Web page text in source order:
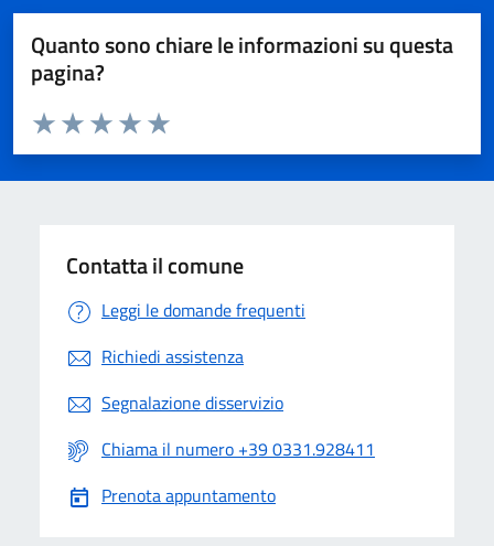
Quanto sono chiare le informazioni su questa
pagina?
Valuta da 1 a 5 stelle la pagina
Valuta 5 stelle su 5
Valuta 4 stelle su 5
Valuta 3 stelle su 5
Valuta 2 stelle su 5
Valuta 1 stelle su 5
Contatta il comune
Leggi le domande frequenti
Richiedi assistenza
Segnalazione disservizio
Chiama il numero +39 0331.928411
Prenota appuntamento